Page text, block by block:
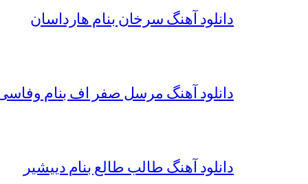
دانلود آهنگ سرخان بنام هارداسان
دانلود آهنگ مرسل صفر اف بنام
دانلود آهنگ طالب طالع بنام دییشیر